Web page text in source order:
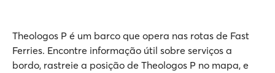
Theologos P é um barco que opera nas rotas de Fast
Ferries. Encontre informação útil sobre serviços a
bordo, rastreie a posição de Theologos P no mapa, e